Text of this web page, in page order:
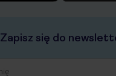
Zapisz się do